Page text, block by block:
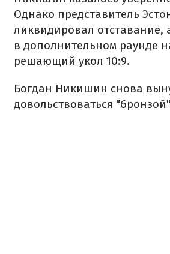
Однако представитель
ликвидировал отставание,
в дополнительном раунде
решающий укол 10:9.
Богдан Никишин снова
довольствоваться